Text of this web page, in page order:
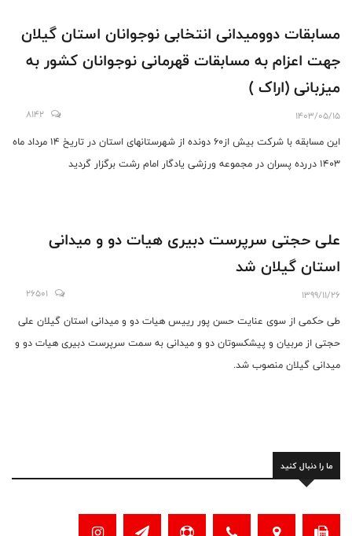
مسابقات دوومیدانی انتخابی نوجوانان استان گیلان
جهت اعزام به مسابقات قهرمانی نوجوانان کشور به
میزبانی (اراک )
1403/05/15
8142
این مسابقه با شرکت بیش از۶۰ دونده از شهرستانهای استان در تاریخ ۱۴ مرداد ماه
۱۴۰۳ دررده پسران در مجموعه ورزشی یادگار امام رشت برگزار گردید
علی حجتی سرپرست دبیری هیات دو و میدانی
استان گیلان شد
1399/11/26
26501
طی حکمی از سوی عنایت حسن پور رییس هیات دو و میدانی استان گیلان علی
حجتی از مربیان و پیشکسوتان دو و میدانی به سمت سرپرست دبیری هیات دو و
میدانی گیلان منصوب شد.
ما را دنبال کنید